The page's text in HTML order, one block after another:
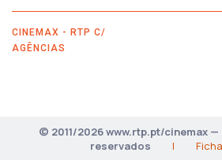
CINEMAX - RTP C/
AGÊNCIAS
© 2011/2026 www.rtp.pt/cinemax
reservados
|